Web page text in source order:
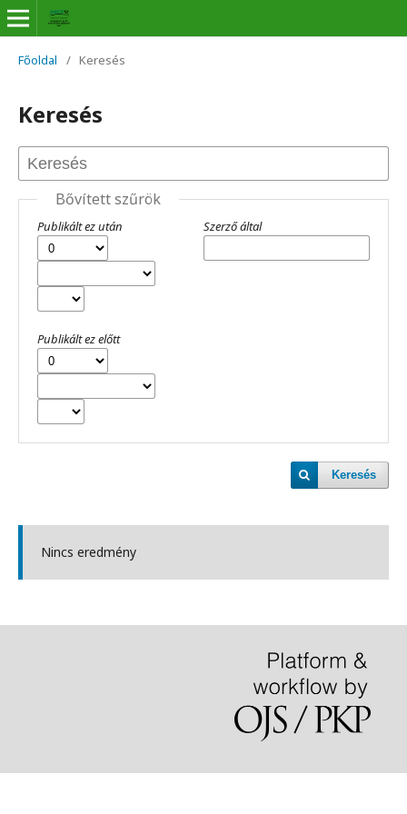
Főoldal / Keresés
Keresés
Bővített szűrök
Publikált ez után
Publikált ez előtt
Szerző által
Keresés
Nincs eredmény